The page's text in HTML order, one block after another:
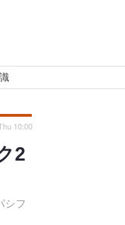
2
シフ
10:00